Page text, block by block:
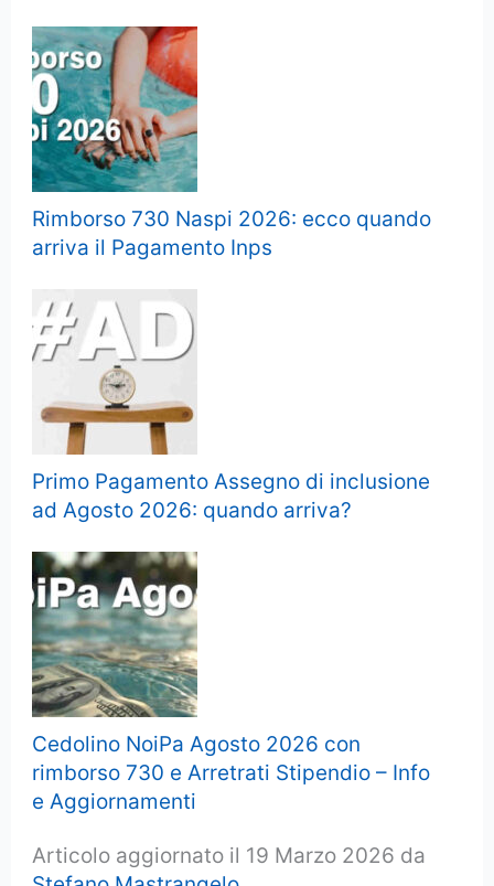
Rimborso 730 Naspi 2026: ecco quando
arriva il Pagamento Inps
Primo Pagamento Assegno di inclusione
ad Agosto 2026: quando arriva?
Cedolino NoiPa Agosto 2026 con
rimborso 730 e Arretrati Stipendio – Info
e Aggiornamenti
Articolo aggiornato il 19 Marzo 2026 da